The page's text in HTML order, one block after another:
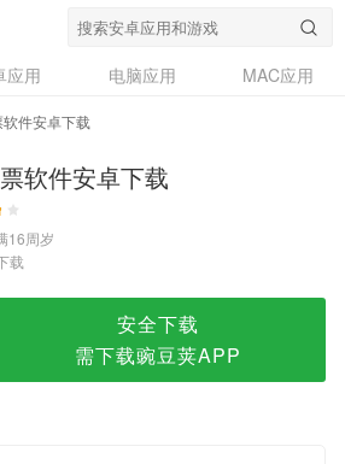
件安卓下载
应用 电脑应用
MAC应用
题件安卓下载
软件安卓下载
16周岁
载
安全下载
需下载豌豆荚APP